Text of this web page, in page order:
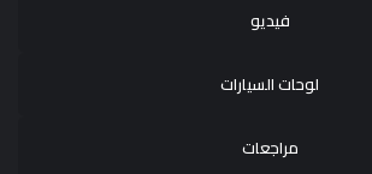
فيديو
لوحات السيارات
مراجعات